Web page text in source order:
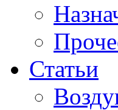
Статьи